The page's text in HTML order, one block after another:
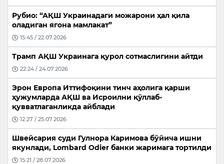
Рубио: “АҚШ Украинадаги можарони ҳал қила
оладиган ягона мамлакат”
15:45 / 22.07.2026
Трамп АҚШ Украинага қурол сотмаслигини айтди
22:24 / 24.07.2026
Эрон Европа Иттифоқини тинч аҳолига қарши
ҳужумларда АҚШ ва Исроилни қўллаб-
қувватлаганликда айблади
12:27 / 25.07.2026
Швейсария суди Гулнора Каримова бўйича ишни
якунлади, Lombard Odier банки жаримага тортилди
15:21 / 28.07.2026